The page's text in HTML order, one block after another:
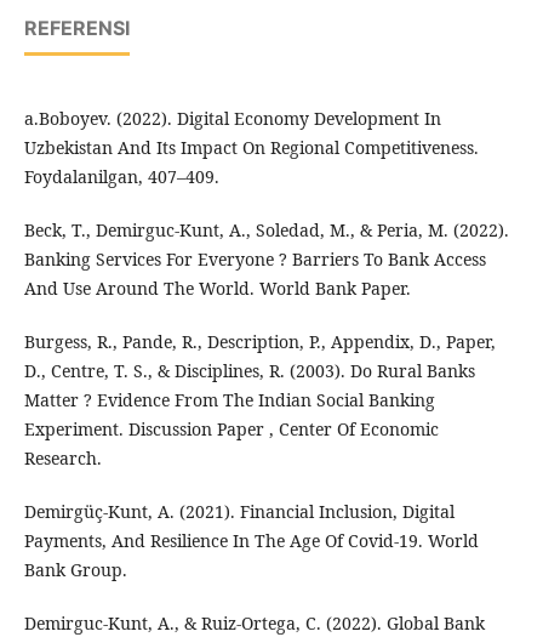
REFERENSI
a.Boboyev. (2022). Digital Economy Development In
Uzbekistan And Its Impact On Regional Competitiveness.
Foydalanilgan, 407–409.
Beck, T., Demirguc-Kunt, A., Soledad, M., & Peria, M. (2022).
Banking Services For Everyone ? Barriers To Bank Access
And Use Around The World. World Bank Paper.
Burgess, R., Pande, R., Description, P., Appendix, D., Paper,
D., Centre, T. S., & Disciplines, R. (2003). Do Rural Banks
Matter ? Evidence From The Indian Social Banking
Experiment. Discussion Paper , Center Of Economic
Research.
Demirgüç-Kunt, A. (2021). Financial Inclusion, Digital
Payments, And Resilience In The Age Of Covid-19. World
Bank Group.
Demirguc-Kunt, A., & Ruiz-Ortega, C. (2022). Global Bank